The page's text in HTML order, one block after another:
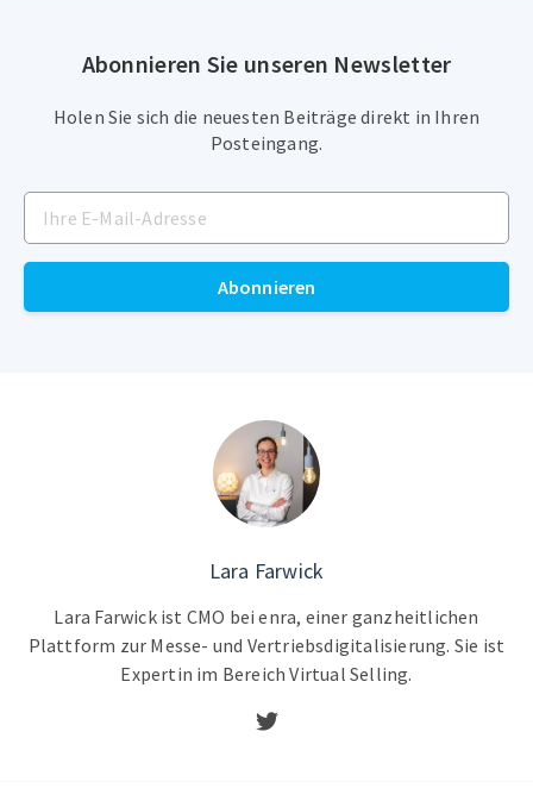
Abonnieren Sie unseren Newsletter
Holen Sie sich die neuesten Beiträge direkt in Ihren
Posteingang.
Abonnieren
Lara Farwick
Lara Farwick ist CMO bei enra, einer ganzheitlichen
Plattform zur Messe- und Vertriebsdigitalisierung. Sie ist
Expertin im Bereich Virtual Selling.